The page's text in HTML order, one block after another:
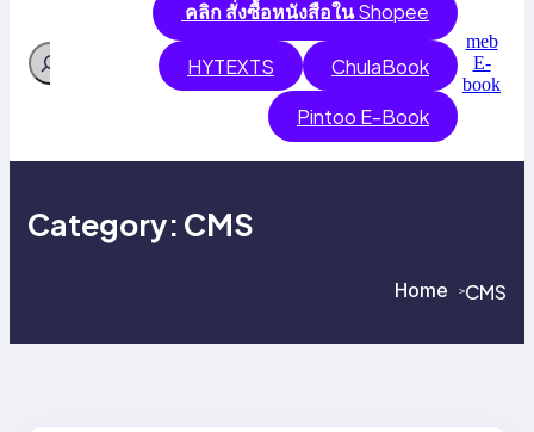
Search
คลิก สั่งซื้อหนังสือในShopee
HYTEXTS ChulaBook
Pintoo E-Book
meb
E-
book
Category: CMS
Home >CMS